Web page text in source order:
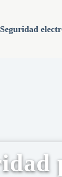
Seguridad